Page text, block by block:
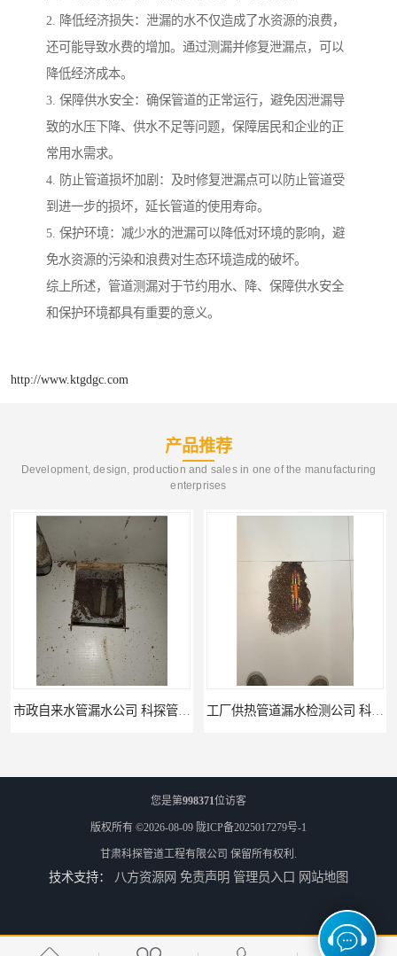
2. 降低经济损失：泄漏的水不仅造成了水资源的浪费，
还可能导致水费的增加。通过测漏并修复泄漏点，可以
降低经济成本。
3. 保障供水安全：确保管道的正常运行，避免因泄漏导
致的水压下降、供水不足等问题，保障居民和企业的正
常用水需求。
4. 防止管道损坏加剧：及时修复泄漏点可以防止管道受
到进一步的损坏，延长管道的使用寿命。
5. 保护环境：减少水的泄漏可以降低对环境的影响，避
免水资源的污染和浪费对生态环境造成的破坏。
综上所述，管道测漏对于节约用水、降、保障供水安全
和保护环境都具有重要的意义。
http://www.ktgdgc.com
产品推荐
Development, design, production and sales in one of the manufacturing
enterprises
公司仪器测漏电话 科探管道工程
工厂管道工程 科探管道工程 市政供热管道漏水检测 科探管道工程
您是第998371位访客
版权所有 ©2026-08-09 陇ICP备2025017279号-1
甘肃科探管道工程有限公司 保留所有权利.
技术支持： 八方资源网 免责声明 管理员入口 网站地图